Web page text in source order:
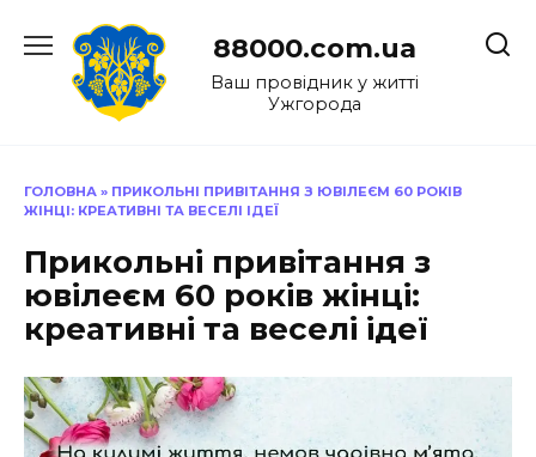
до
88000.com.ua
Ваш провідник у житті
Ужгорода
ГОЛОВНА » ПРИКОЛЬНІ ПРИВІТАННЯ З ЮВІЛЕЄМ 60 РОКІВ
ЖІНЦІ: КРЕАТИВНІ ТА ВЕСЕЛІ ІДЕЇ
Прикольні привітання з
ювілеєм 60 років жінці:
креативні та веселі ідеї